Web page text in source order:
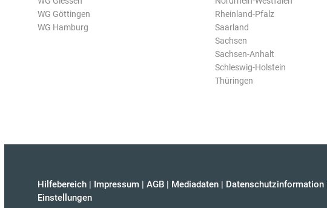
WG Göttingen
WG Hamburg
Rheinland-Pfalz
Saarland
Sachsen
Sachsen-Anhalt
Schleswig-Holstein
Thüringen
Hilfebereich | Impressum | AGB | Mediadaten | Datenschutzinformation
Einstellungen